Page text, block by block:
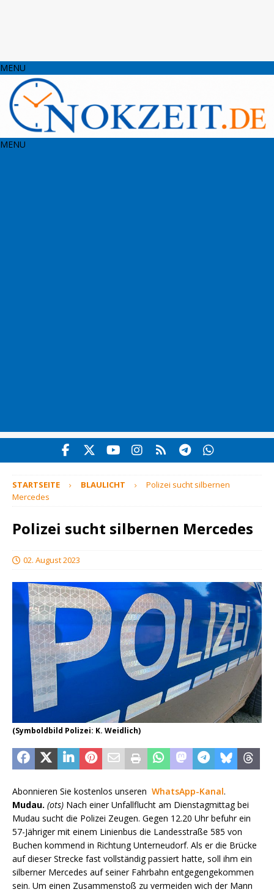
MENU
MENU
STARTSEITE BLAULICHT
Polizei sucht silbernen
Mercedes
Polizei sucht silbernen Mercedes
02. August 2023
(Symboldbild Polizei: K. Weidlich)
Abonnieren Sie kostenlos unseren WhatsApp-Kanal.
Mudau. (ots) Nach einer Unfallflucht am Dienstagmittag bei
Mudau sucht die Polizei Zeugen. Gegen 12.20 Uhr befuhr ein
57-Jähriger mit einem Linienbus die Landesstraße 585 von
Buchen kommend in Richtung Unterneudorf. Als er die Brücke
auf dieser Strecke fast vollständig passiert hatte, soll ihm ein
silberner Mercedes auf seiner Fahrbahn entgegengekommen
sein. Um einen Zusammenstoß zu vermeiden wich der Mann